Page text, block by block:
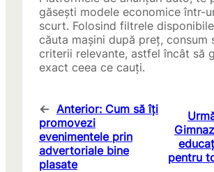
găsești modele economice într-
scurt. Folosind filtrele
căuta mașini după preț, consum
criterii relevante, astfel încât să
exact ceea ce cauți.
← Anterior: Cum să îți
promovezi
evenimentele prin
advertoriale bine
plasate
pentru